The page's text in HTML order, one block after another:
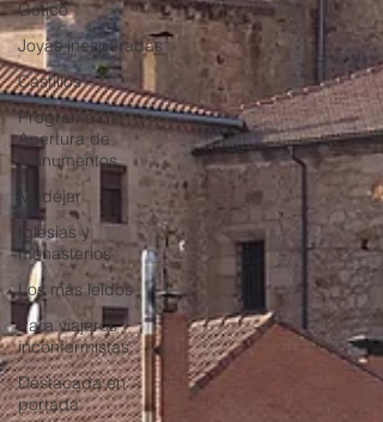
Gótico
Joyas inesperadas
Castillos
Programa de
Apertura de
Monumentos
Mudéjar
Iglesias y
monasterios
Los más leídos
Para viajeros
inconformistas
Destacada en
portada